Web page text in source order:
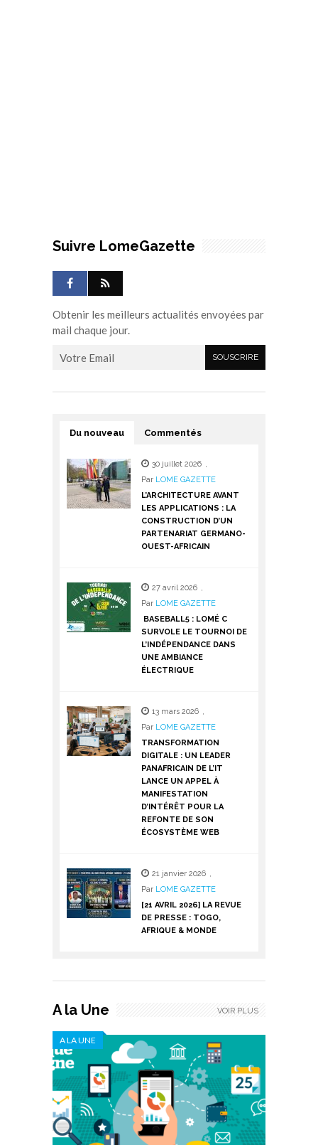
Suivre LomeGazette
Obtenir les meilleurs actualités envoyées par
mail chaque jour.
Du nouveau Commentés
30 juillet 2026 ,
Par LOME GAZETTE
L’ARCHITECTURE AVANT
LES APPLICATIONS : LA
CONSTRUCTION D’UN
PARTENARIAT GERMANO-
OUEST-AFRICAIN
27 avril 2026 ,
Par LOME GAZETTE
BASEBALL5 : LOMÉ C
SURVOLE LE TOURNOI DE
L’INDÉPENDANCE DANS
UNE AMBIANCE
ÉLECTRIQUE
13 mars 2026 ,
Par LOME GAZETTE
TRANSFORMATION
DIGITALE : UN LEADER
PANAFRICAIN DE L’IT
LANCE UN APPEL À
MANIFESTATION
D’INTÉRÊT POUR LA
REFONTE DE SON
ÉCOSYSTÈME WEB
21 janvier 2026 ,
Par LOME GAZETTE
[21 AVRIL 2026] LA REVUE
DE PRESSE : TOGO,
AFRIQUE & MONDE
A la Une
A LA UNE
VOIR PLUS